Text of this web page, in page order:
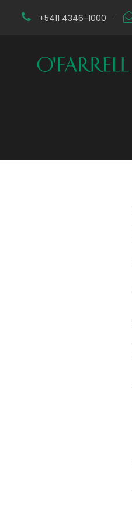
+5411 4346-1000 ·